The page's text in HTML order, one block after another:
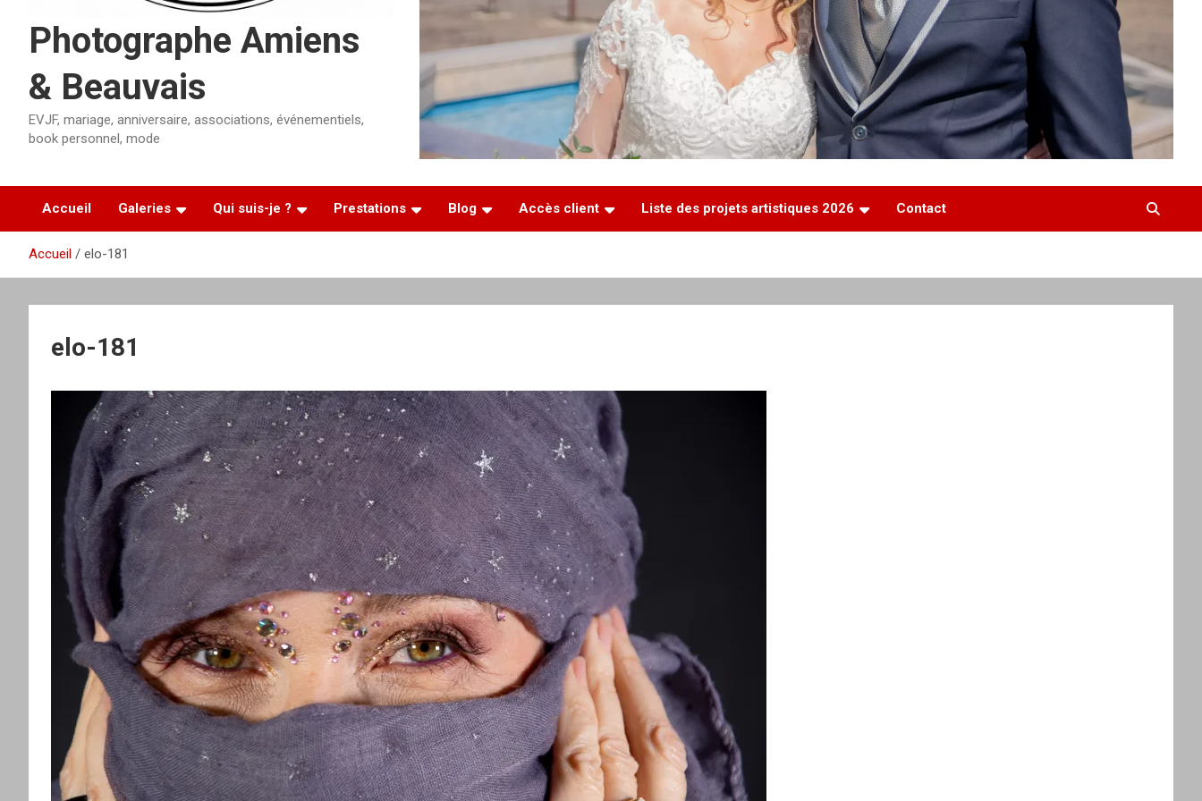
Photographe Amiens
& Beauvais
EVJF, mariage, anniversaire, associations, événementiels,
book personnel, mode
Accueil Galeries Qui suis-je ? Prestations Blog Accès client Liste des projets artistiques 2026 Contact
Accueil elo-181
elo-181